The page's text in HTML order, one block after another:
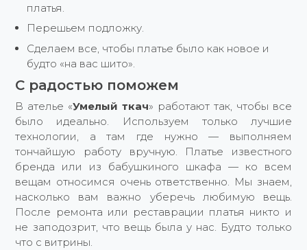
платья.
Перешьем подложку.
Сделаем все, чтобы платье было как новое и
будто «на вас шито».
С радостью поможем
В ателье «Умелый ткач» работают так, чтобы все
было идеально. Используем только лучшие
технологии, а там где нужно — выполняем
тончайшую работу вручную. Платье известного
бренда или из бабушкиного шкафа — ко всем
вещам относимся очень ответственно. Мы знаем,
насколько вам важно уберечь любимую вещь.
После ремонта или реставрации платья никто и
не заподозрит, что вещь была у нас. Будто только
что с витрины.